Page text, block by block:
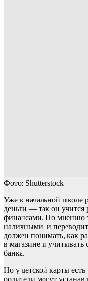
Фото: Shutterstock
Уже в начальной школе
деньги — так он учится
финансами. По мнению
наличными, и
должен понимать, как
в магазине и
банка.
Но у детской карты
родители могут